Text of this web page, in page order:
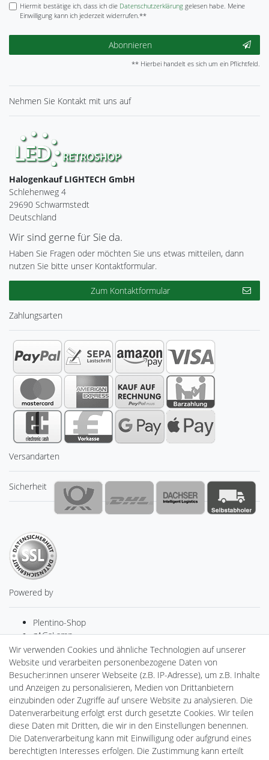
Hiermit bestätige ich, dass ich die Daten­schutz­erklärunggelesen habe. Meine
Einwilligung kann ich jederzeit widerrufen.**
Abonnieren
** Hierbei handelt es sich um ein Pflichtfeld.
Nehmen Sie Kontakt mit uns auf
Halogenkauf LIGHTECH GmbH
Schlehenweg 4
29690 Schwarmstedt
Deutschland
Wir sind gerne für Sie da.
Haben Sie Fragen oder möchten Sie uns etwas mitteilen, dann
nutzen Sie bitte unser Kontaktformular.
Zum Kontaktformular
Zahlungsarten
Versandarten
Sicherheit
Powered by
Plentino-Shop
gAGaLamp
Drohnenstore24
MeinUSB
Batteriespeicher
PlentiSolar
Gebrauchtlicht
Ledkauf
DEYESOLAR
Lightech Connect
CardanLight Europe
Wir verwenden Cookies und ähnliche Technologien auf unserer
Website und verarbeiten personenbezogene Daten von
Besucher:innen unserer Webseite (z.B. IP-Adresse), um z.B. Inhalte
und Anzeigen zu personalisieren, Medien von Drittanbietern
einzubinden oder Zugriffe auf unsere Website zu analysieren. Die
Datenverarbeitung erfolgt erst durch gesetzte Cookies. Wir teilen
diese Daten mit Dritten, die wir in den Einstellungen benennen.
Die Datenverarbeitung kann mit Einwilligung oder aufgrund eines
berechtigten Interesses erfolgen. Die Zustimmung kann erteilt